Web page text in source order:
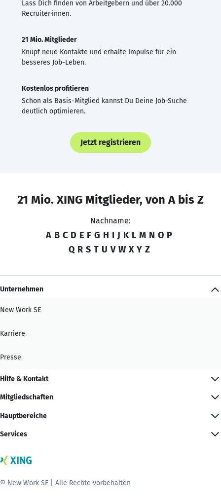
Lass Dich finden von Arbeitgebern und über 20.000
Recruiter·innen.
21 Mio. Mitglieder
Knüpf neue Kontakte und erhalte Impulse für ein
besseres Job-Leben.
Kostenlos profitieren
Schon als Basis-Mitglied kannst Du Deine Job-Suche
deutlich optimieren.
Jetzt registrieren
21 Mio. XING Mitglieder, von A bis Z
Nachname:
A B C D E F G H I J K L M N O P
Q R S T U V W X Y Z
Unternehmen
New Work SE
Karriere
Presse
Hilfe & Kontakt
Mitgliedschaften
Hauptbereiche
Services
© New Work SE | Alle Rechte vorbehalten